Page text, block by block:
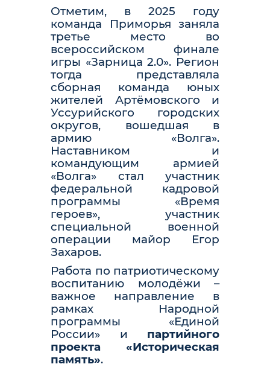
Отметим, в 2025 году
команда Приморья заняла
третье место во
всероссийском финале
игры «Зарница 2.0». Регион
тогда представляла
сборная команда юных
жителей Артёмовского и
Уссурийского городских
округов, вошедшая в
армию «Волга».
Наставником и
командующим армией
«Волга» стал участник
федеральной кадровой
программы «Время
героев», участник
специальной военной
операции майор Егор
Захаров.
Работа по патриотическому
воспитанию молодёжи –
важное направление в
рамках Народной
программы «Единой
России» и партийного
проекта «Историческая
память».